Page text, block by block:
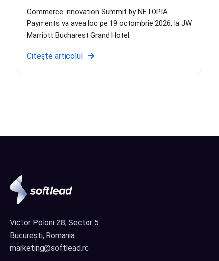
Commerce Innovation Summit by NETOPIA
Payments va avea loc pe 19 octombrie 2026, la JW
Marriott Bucharest Grand Hotel.
Citește articolul
Victor Poloni 28, Sector 5
București, Romania
marketing@softlead.ro